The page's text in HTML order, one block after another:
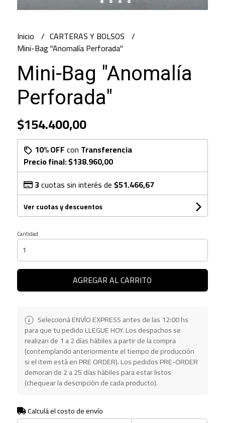
Inicio
CARTERAS Y BOLSOS
Mini-Bag "Anomalía Perforada"
Mini-Bag "Anomalía
Perforada"
$154.400,00
10% OFFcon Transferencia
Precio final:$138.960,00
3cuotas sin interés de$51.466,67
Ver cuotas y descuentos
Cantidad
AGREGAR AL CARRITO
Seleccioná ENVÍO EXPRESS antes de las 12:00 hs
para que tu pedido LLEGUE HOY. Los despachos se
realizan de 1 a 2 días hábiles a partir de la compra
(contemplando anteriormente el tiempo de producción
si el item está en PRE ORDER). Los pedidos PRE-ORDER
demoran de 2 a 25 días hábiles para estar listos
(chequear la descripción de cada producto).
Calculá el costo de envío